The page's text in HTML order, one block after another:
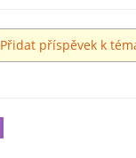
Přidat příspěvek k